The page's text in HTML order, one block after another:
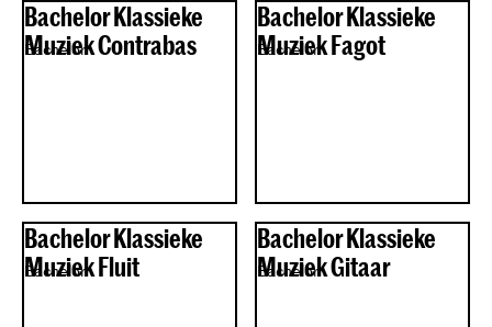
Bachelor Klassieke
Muziek Contrabas
Bachelor
Bachelor Klassieke
Muziek Fagot
Bachelor
Bachelor Klassieke
Muziek Fluit
Bachelor
Bachelor Klassieke
Muziek Gitaar
Bachelor